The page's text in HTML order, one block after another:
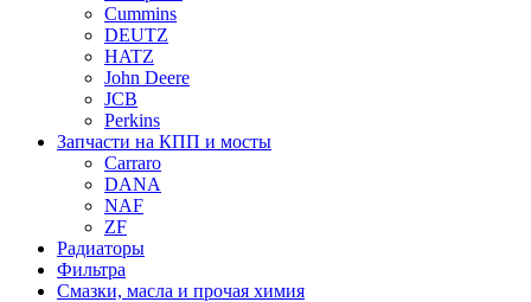
Cummins
DEUTZ
HATZ
John Deere
JCB
Perkins
Запчасти на КПП и мосты
Carraro
DANA
NAF
ZF
Радиаторы
Фильтра
Смазки, масла и прочая химия